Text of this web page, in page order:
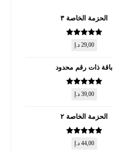
الحزمة الخاصة ٣
تم التقييم
من 5
29,00 د.إ
باقة ذات رقم محدود
تم التقييم
من 5
39,00 د.إ
الحزمة الخاصة ٢
تم التقييم
من 5
44,00 د.إ